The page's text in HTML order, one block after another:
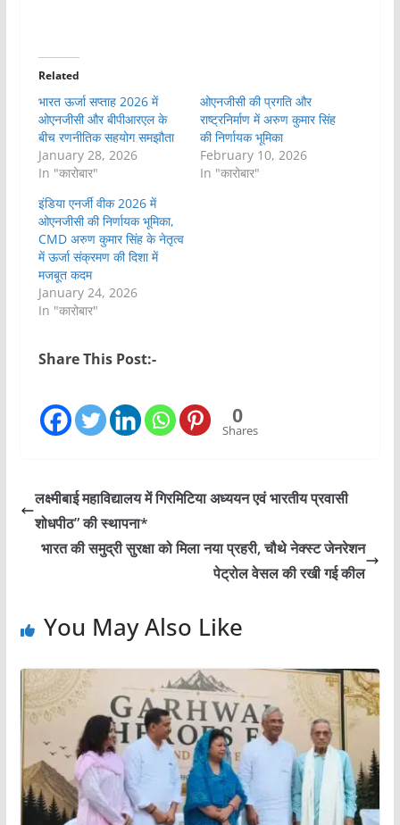
Related
भारत ऊर्जा सप्ताह 2026 में
ओएनजीसी और बीपीआरएल के
बीच रणनीतिक सहयोग समझौता
January 28, 2026
In "कारोबार"
ओएनजीसी की प्रगति और
राष्ट्रनिर्माण में अरुण कुमार सिंह
की निर्णायक भूमिका
February 10, 2026
In "कारोबार"
इंडिया एनर्जी वीक 2026 में
ओएनजीसी की निर्णायक भूमिका,
CMD अरुण कुमार सिंह के नेतृत्व
में ऊर्जा संक्रमण की दिशा में
मजबूत कदम
January 24, 2026
In "कारोबार"
Share This Post:-
0
Shares
लक्ष्मीबाई महाविद्यालय में गिरमिटिया अध्ययन एवं भारतीय प्रवासी
शोधपीठ” की स्थापना*
भारत की समुद्री सुरक्षा को मिला नया प्रहरी, चौथे नेक्स्ट जेनरेशन
पेट्रोल वेसल की रखी गई कील
You May Also Like